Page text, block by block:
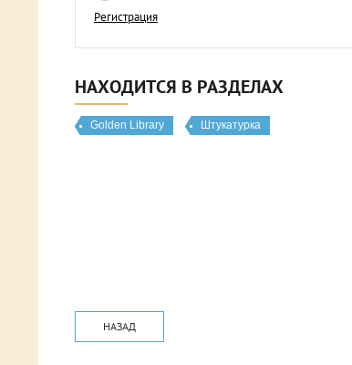
Регистрация
НАХОДИТСЯ В РАЗДЕЛАХ
Golden Library Штукатурка
НАЗАД